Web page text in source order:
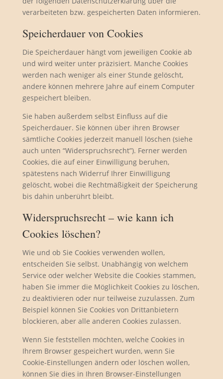
verarbeiteten bzw. gespeicherten Daten informieren.
Speicherdauer von Cookies
Die Speicherdauer hängt vom jeweiligen Cookie ab
und wird weiter unter präzisiert. Manche Cookies
werden nach weniger als einer Stunde gelöscht,
andere können mehrere Jahre auf einem Computer
gespeichert bleiben.
Sie haben außerdem selbst Einfluss auf die
Speicherdauer. Sie können über ihren Browser
sämtliche Cookies jederzeit manuell löschen (siehe
auch unten “Widerspruchsrecht”). Ferner werden
Cookies, die auf einer Einwilligung beruhen,
spätestens nach Widerruf Ihrer Einwilligung
gelöscht, wobei die Rechtmäßigkeit der Speicherung
bis dahin unberührt bleibt.
Widerspruchsrecht – wie kann ich
Cookies löschen?
Wie und ob Sie Cookies verwenden wollen,
entscheiden Sie selbst. Unabhängig von welchem
Service oder welcher Website die Cookies stammen,
haben Sie immer die Möglichkeit Cookies zu löschen,
zu deaktivieren oder nur teilweise zuzulassen. Zum
Beispiel können Sie Cookies von Drittanbietern
blockieren, aber alle anderen Cookies zulassen.
Wenn Sie feststellen möchten, welche Cookies in
Ihrem Browser gespeichert wurden, wenn Sie
Cookie-Einstellungen ändern oder löschen wollen,
können Sie dies in Ihren Browser-Einstellungen